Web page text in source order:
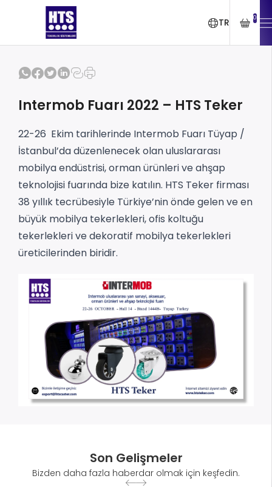
TR 0
Intermob Fuarı 2022 – HTS Teker
22-26 Ekim tarihlerinde Intermob Fuarı Tüyap /
İstanbul’da düzenlenecek olan uluslararası
mobilya endüstrisi, orman ürünleri ve ahşap
teknolojisi fuarında bize katılın. HTS Teker firması
38 yıllık tecrübesiyle Türkiye’nin önde gelen ve en
büyük mobilya tekerlekleri, ofis koltuğu
tekerlekleri ve dekoratif mobilya tekerlekleri
üreticilerinden biridir.
Son Gelişmeler
Bizden daha fazla haberdar olmak için keşfedin.